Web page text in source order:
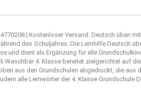
| Kostenloser Versand. Deutsch üben
des Schuljahres. Die Lernhilfe Deutsch
und dient als Ergänzung für alle
Waschbär 4. Klasse bereitet zielgerichtet auf
aus den Grundschulen abgedruckt, die aus
alle Lernwörter der 4. Klasse Grundschule